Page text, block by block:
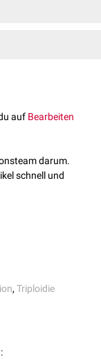
Johannes
auf Bearbeiten
darum.
schnell und
, Triploidie